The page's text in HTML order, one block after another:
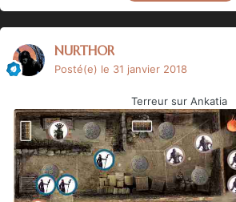
NURTHOR
Posté(e) le 31 janvier 2018
Terreur sur Ankatia